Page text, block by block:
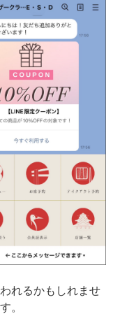
れるかもしれませ
。